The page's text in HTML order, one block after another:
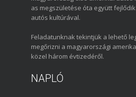
as megszületése óta együtt
autós kultúrával.
Feladatunknak tekintjük a lehető
megőrizni a magyarországi
közel három évtizedéről.
NAPLÓ